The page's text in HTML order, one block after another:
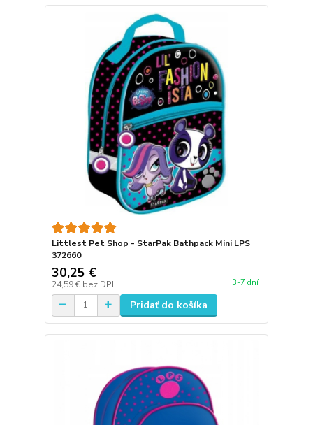
Littlest Pet Shop - StarPak Bathpack Mini LPS
372660
30,25 €
24,59 € bez DPH 3-7 dní
Pridať do košíka